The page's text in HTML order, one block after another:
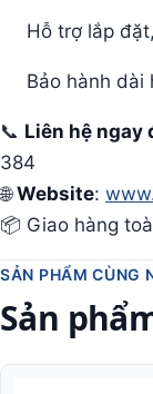
Hỗ trợ lắp
Bảo hành dài
📞 Liên hệ ngay
384
🌐Website:
📦 Giao hàng
SẢN PHẨM CÙNG
Sản